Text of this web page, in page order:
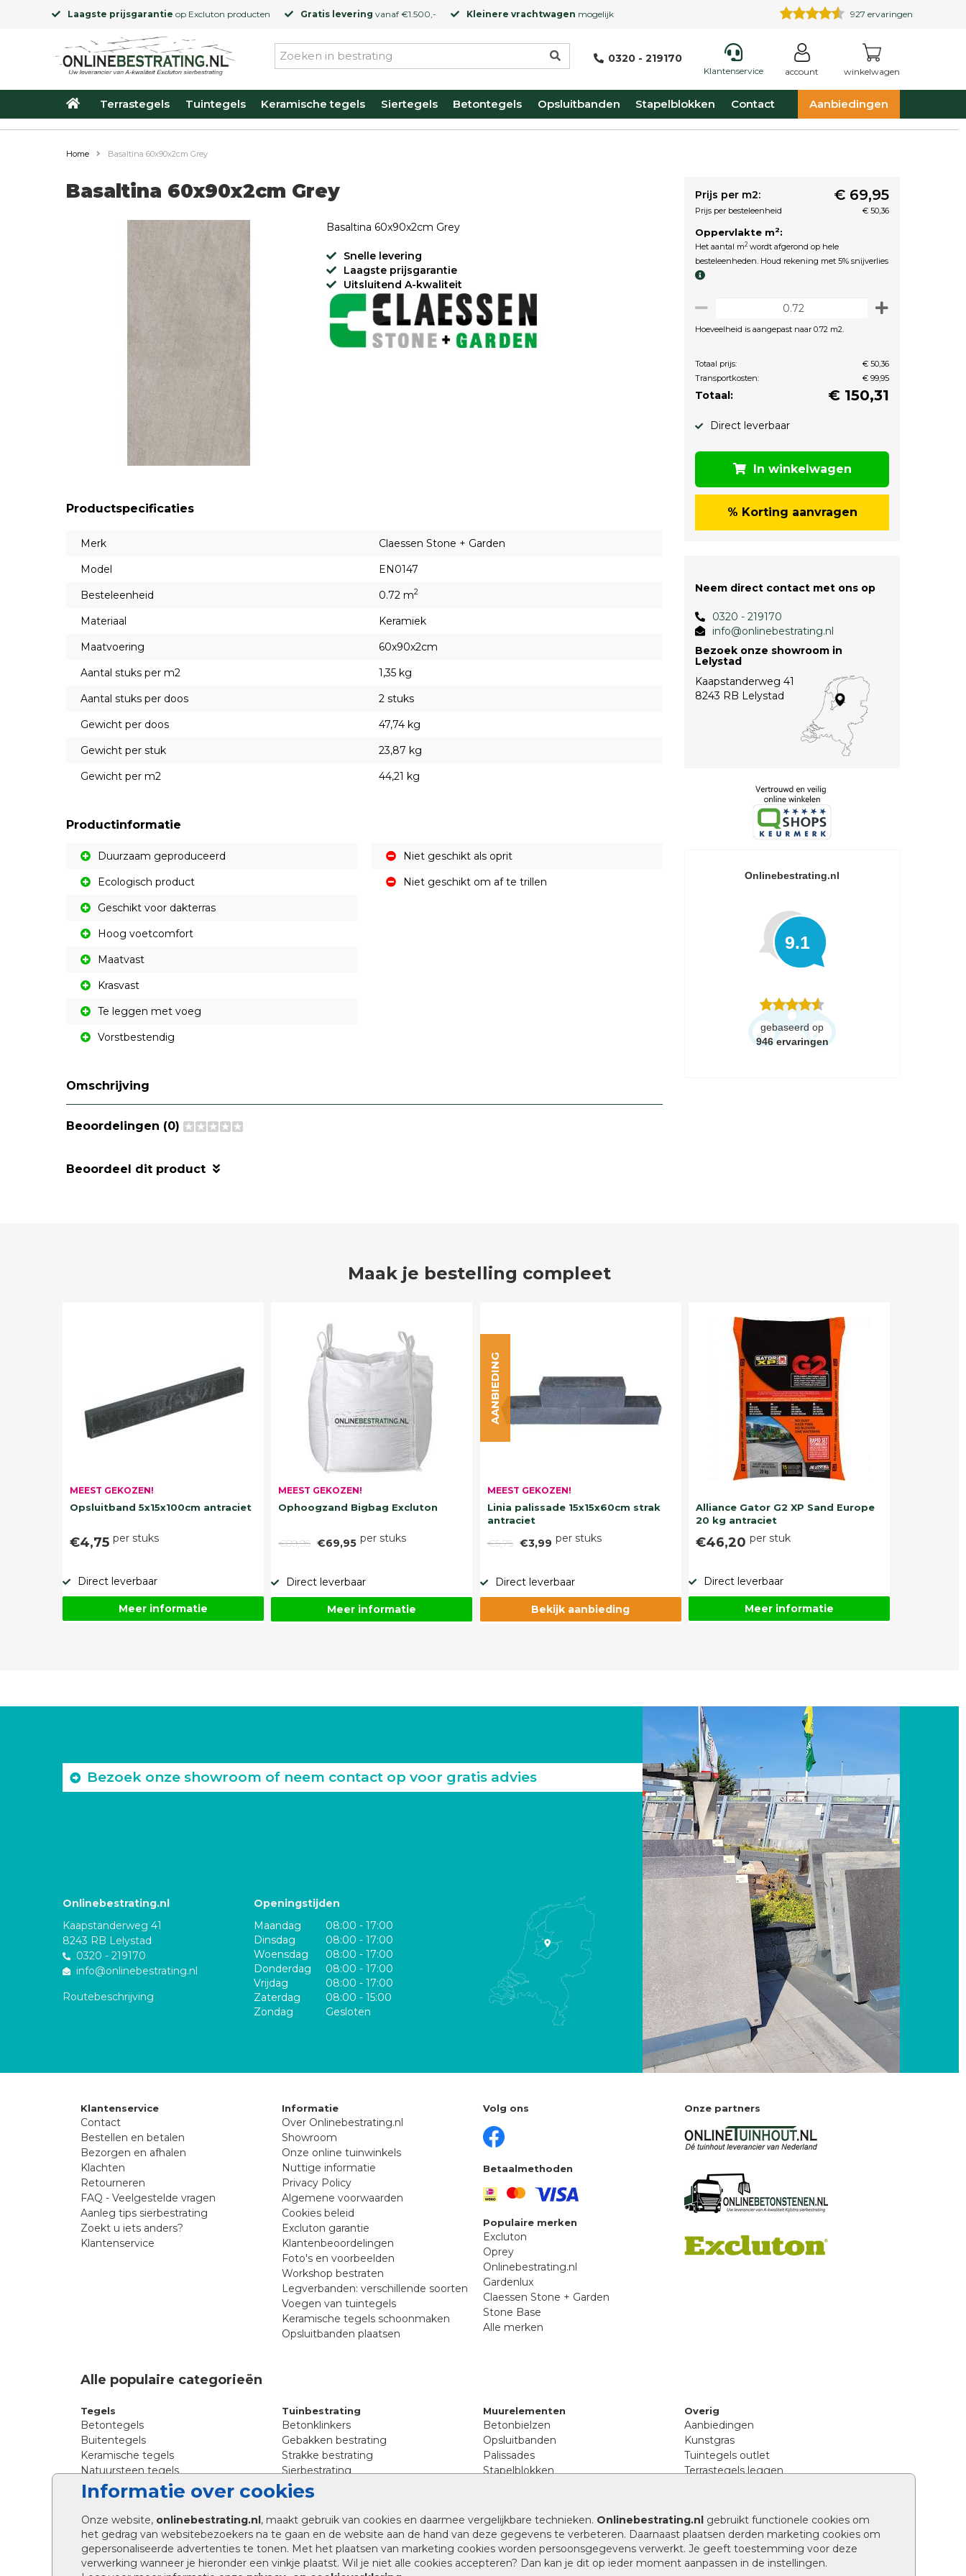
Laagste prijsgarantie op Excluton producten Gratis levering vanaf €1.500,- Kleinere vrachtwagen mogelijk 927 ervaringen
0320 - 219170
Klantenservice account winkelwagen
Terrastegels Tuintegels Keramische tegels Siertegels Betontegels Opsluitbanden Stapelblokken Contact Aanbiedingen
Informatie over cookies
Onze website, onlinebestrating.nl, maakt gebruik van cookies en daarmee vergelijkbare technieken. Onlinebestrating.nl gebruikt functionele cookies om
het gedrag van websitebezoekers na te gaan en de website aan de hand van deze gegevens te verbeteren. Daarnaast plaatsen derden marketing cookies om
gepersonaliseerde advertenties te tonen. Met het plaatsen van marketing cookies worden persoonsgegevens verwerkt. Je geeft toestemming voor deze
verwerking wanneer je hieronder een vinkje plaatst. Wil je niet alle cookies accepteren? Dan kan je dit op ieder moment aanpassen in de instellingen.
Home Basaltina 60x90x2cm Grey
Basaltina 60x90x2cm Grey
Basaltina 60x90x2cm Grey
Snelle levering
Laagste prijsgarantie
Uitsluitend A-kwaliteit
Productspecificaties
Merk
Claessen Stone + Garden
Model
EN0147
Besteleenheid
0.72 m2
Materiaal
Keramiek
Maatvoering
60x90x2cm
Aantal stuks per m2
1,35 kg
Aantal stuks per doos
2 stuks
Gewicht per doos
47,74 kg
Gewicht per stuk
23,87 kg
Gewicht per m2
44,21 kg
Productinformatie
Duurzaam geproduceerd
Ecologisch product
Geschikt voor dakterras
Hoog voetcomfort
Maatvast
Krasvast
Te leggen met voeg
Vorstbestendig
Niet geschikt als oprit
Niet geschikt om af te trillen
Omschrijving
Beoordelingen (0)
Beoordeel dit product
Prijs per m2: € 69,95
Prijs per besteleenheid € 50,36
Oppervlakte m2:
Het aantal m2 wordt afgerond op hele
besteleenheden. Houd rekening met 5% snijverlies
Hoeveelheid is aangepast naar 0.72 m2.
Totaal prijs:
€ 50,36
Transportkosten:
€ 99,95
Totaal: € 150,31
Direct leverbaar
In winkelwagen
% Korting aanvragen
Neem direct contact met ons op
0320 - 219170
info@onlinebestrating.nl
Bezoek onze showroom in
Lelystad
Kaapstanderweg 41
8243 RB Lelystad
Onlinebestrating.nl
9.1
gebaseerd op
946 ervaringen
Maak je bestelling compleet
MEEST GEKOZEN!
Opsluitband 5x15x100cm antraciet
€4,75 per stuks
Direct leverbaar
Meer informatie
MEEST GEKOZEN!
Ophoogzand Bigbag Excluton
€89,95 €69,95 per stuks
Direct leverbaar
Meer informatie
MEEST GEKOZEN!
Linia palissade 15x15x60cm strak
antraciet
€5,75 €3,99 per stuks
AANBIEDING
Direct leverbaar
Bekijk aanbieding
Alliance Gator G2 XP Sand Europe
20 kg antraciet
€46,20 per stuk
Direct leverbaar
Meer informatie
Bezoek onze showroom of neem contact op voor gratis advies
Onlinebestrating.nl
Kaapstanderweg 41
8243 RB Lelystad
0320 - 219170
info@onlinebestrating.nl
Routebeschrijving
Openingstijden
Maandag
08:00 - 17:00
Dinsdag
08:00 - 17:00
Woensdag
08:00 - 17:00
Donderdag
08:00 - 17:00
Vrijdag
08:00 - 17:00
Zaterdag
08:00 - 15:00
Zondag
Gesloten
Klantenservice
Contact
Bestellen en betalen
Bezorgen en afhalen
Klachten
Retourneren
FAQ - Veelgestelde vragen
Aanleg tips sierbestrating
Zoekt u iets anders?
Klantenservice
Informatie
Over Onlinebestrating.nl
Showroom
Onze online tuinwinkels
Nuttige informatie
Privacy Policy
Algemene voorwaarden
Cookies beleid
Excluton garantie
Klantenbeoordelingen
Foto's en voorbeelden
Workshop bestraten
Legverbanden: verschillende soorten
Voegen van tuintegels
Keramische tegels schoonmaken
Opsluitbanden plaatsen
Volg ons
Betaalmethoden
Populaire merken
Excluton
Oprey
Onlinebestrating.nl
Gardenlux
Claessen Stone + Garden
Stone Base
Alle merken
Onze partners
Alle populaire categorieën
Tegels
Betontegels
Buitentegels
Keramische tegels
Natuursteen tegels
Siertegels
Stoeptegels
Straattegels
Terrastegels
Tuintegels
Tuinbestrating
Betonklinkers
Gebakken bestrating
Strakke bestrating
Sierbestrating
Straatklinkers
Straatstenen
Trommelstenen
Tuinstenen
Waalformaat
Wildverband bestrating
Muurelementen
Betonbielzen
Opsluitbanden
Palissades
Stapelblokken
Afwatering en diversen
Beplantings en betonelementen
Split, grind en zand
Oprit tegels
Overig
Aanbiedingen
Kunstgras
Tuintegels outlet
Terrastegels leggen
Legpatronen betonstenen
Hoe betonstenen onderhouden
Aanlegtips voor betonstenen
Verschil betontegels en keramische